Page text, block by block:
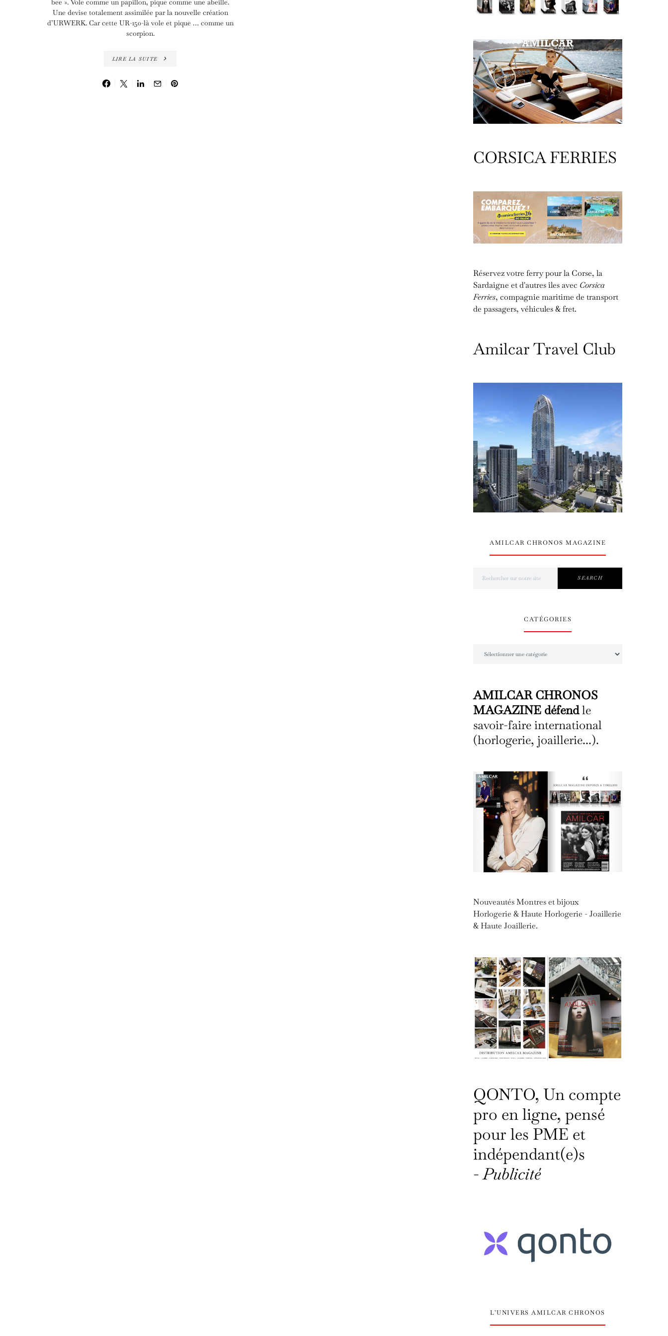
bee ». Vole comme un papillon, pique comme une abeille.
Une devise totalement assimilée par la nouvelle création
d’URWERK. Car cette UR-150-là vole et pique … comme un
scorpion.
LIRE LA SUITE
CORSICA FERRIES
Réservez votre ferry pour la Corse, la
Sardaigne et d'autres îles avec Corsica
Ferries, compagnie maritime de transport
de passagers, véhicules & fret.
Amilcar Travel Club
AMILCAR CHRONOS MAGAZINE
SEARCH
CATÉGORIES
AMILCAR CHRONOS
MAGAZINE défendle
savoir-faire international
(horlogerie, joaillerie...).
Nouveautés Montres et bijoux
Horlogerie & Haute Horlogerie - Joaillerie
& Haute Joaillerie.
QONTO, Un compte
pro en ligne, pensé
pour les PME et
indépendant(e)s
-Publicité
L’UNIVERS AMILCAR CHRONOS